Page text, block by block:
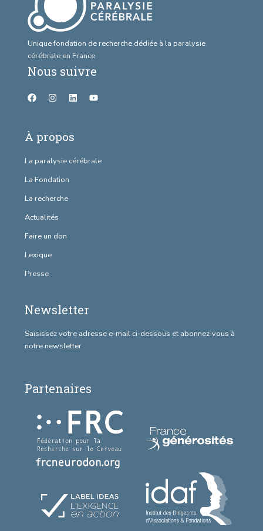
Unique fondation de recherche dédiée à la paralysie
cérébrale en France
Nous suivre
À propos
La paralysie cérébrale
La Fondation
La recherche
Actualités
Faire un don
Lexique
Presse
Newsletter
Saisissez votre adresse e-mail ci-dessous et abonnez-vous à
notre newsletter
Partenaires